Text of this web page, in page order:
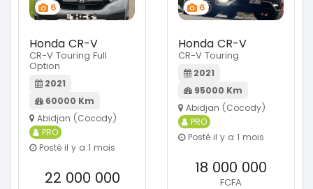
6
Honda CR-V
CR-V Touring Full
Option
2021
60000 Km
Abidjan (Cocody)
PRO
Posté il y a 1 mois
22 000 000
6
Honda CR-V
CR-V Touring
2021
95000 Km
Abidjan (Cocody)
PRO
Posté il y a 1 mois
18 000 000
FCFA